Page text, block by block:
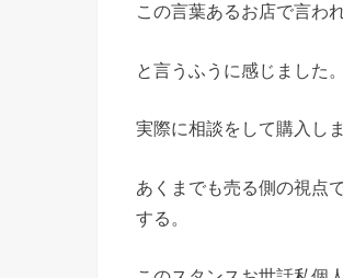
この言葉あるお店で言わ
と言うふうに感じました。
実際に相談をして購入しま
あくまでも売る側の視点
する。